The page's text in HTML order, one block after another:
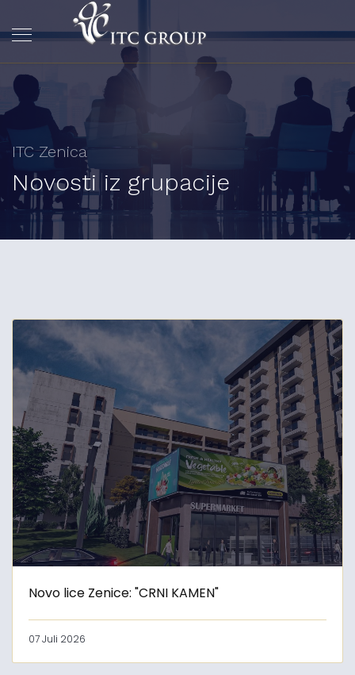
ITC Zenica
Novosti iz grupacije
Novo lice Zenice: "CRNI KAMEN"
07 Juli 2026